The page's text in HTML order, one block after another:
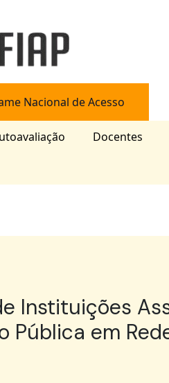
Nacional de Acesso
Docentes
Instituições
Pública em